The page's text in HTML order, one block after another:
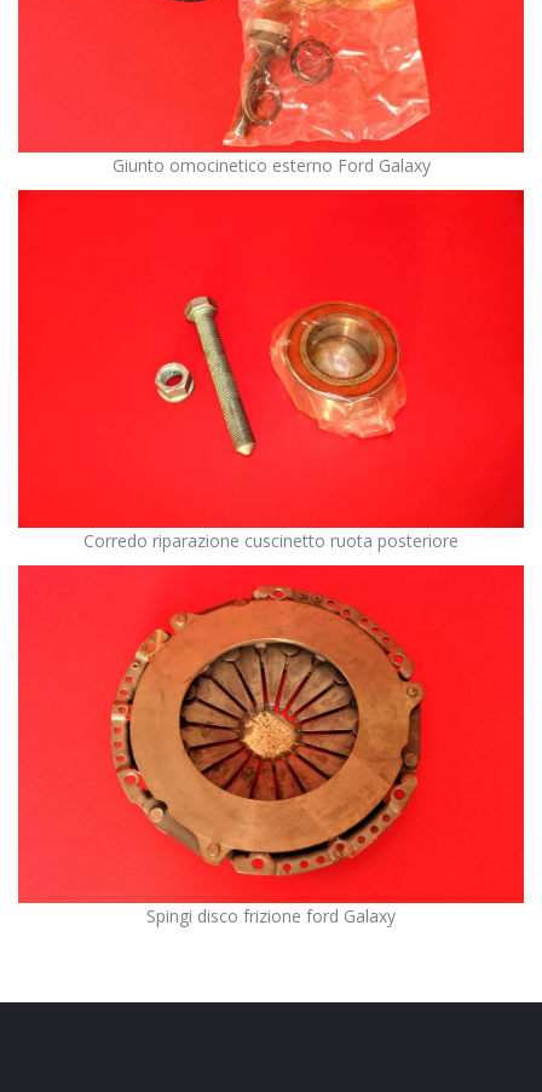
Giunto omocinetico esterno Ford Galaxy
Corredo riparazione cuscinetto ruota posteriore
Spingi disco frizione ford Galaxy